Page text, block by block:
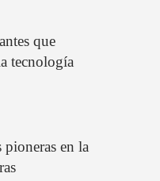
que
tecnología
pioneras en la